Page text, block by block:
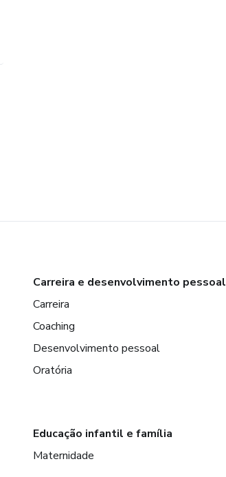
Carreira e desenvolvimento pessoal
Carreira
Coaching
Desenvolvimento pessoal
Oratória
Educação infantil e família
Maternidade